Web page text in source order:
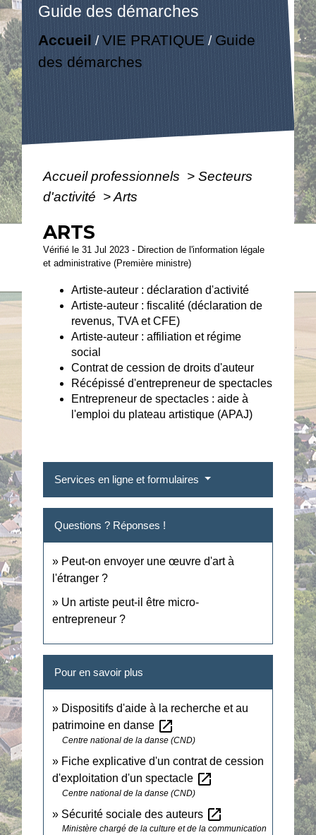
Guide des démarches
Accueil /VIE PRATIQUE / Guide
des démarches
Accueil professionnels > Secteurs
d'activité >Arts
ARTS
Vérifié le 31 Jul 2023 - Direction de l'information légale
et administrative (Première ministre)
Artiste-auteur : déclaration d'activité
Artiste-auteur : fiscalité (déclaration de
revenus, TVA et CFE)
Artiste-auteur : affiliation et régime
social
Contrat de cession de droits d'auteur
Récépissé d'entrepreneur de spectacles
Entrepreneur de spectacles : aide à
l'emploi du plateau artistique (APAJ)
Services en ligne et formulaires
Questions ? Réponses !
Peut-on envoyer une œuvre d'art à
l'étranger ?
Un artiste peut-il être micro-
entrepreneur ?
Pour en savoir plus
Dispositifs d'aide à la recherche et au
patrimoine en danse open_in_new
Centre national de la danse (CND)
Fiche explicative d'un contrat de cession
d'exploitation d'un spectacle open_in_new
Centre national de la danse (CND)
Sécurité sociale des auteurs open_in_new
Ministère chargé de la culture et de la communication